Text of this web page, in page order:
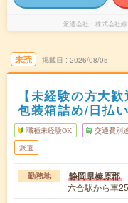
派遣会社 株式会社
未読 掲載日 2026/08/05
【未経験の方大
包装箱詰め/日払
職種未経験OK 交通費別
派遣
勤務地 静岡県榛原郡
六合駅から車